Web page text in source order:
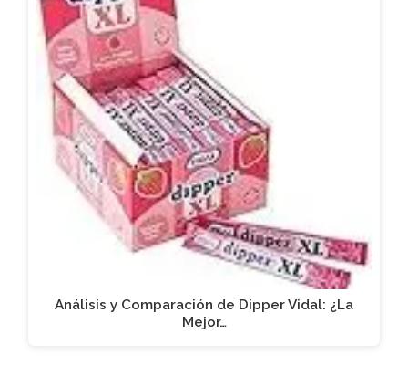
Análisis y Comparación de Dipper Vidal: ¿La
Mejor…